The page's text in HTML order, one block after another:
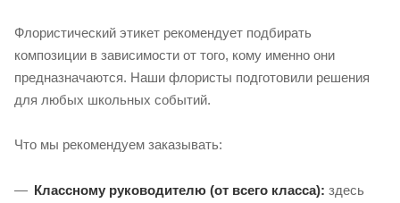
Флористический этикет рекомендует подбирать
композиции в зависимости от того, кому именно они
предназначаются. Наши флористы подготовили решения
для любых школьных событий.
Что мы рекомендуем заказывать:
Классному руководителю (от всего класса): здесь